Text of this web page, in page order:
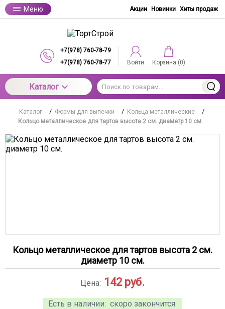
Меню Акции Новинки Хиты продаж
+7(978) 760-78-79
+7(978) 760-78-77
Войти Корзина (0)
Каталог
Каталог / Формы для выпечки / Кольца металлические
/
Кольцо металлическое для тартов высота 2 см. диаметр 10 см.
Кольцо металлическое для тартов высота 2 см.
диаметр 10 см.
Есть в наличии: скоро закончится
Цена: 142 руб.